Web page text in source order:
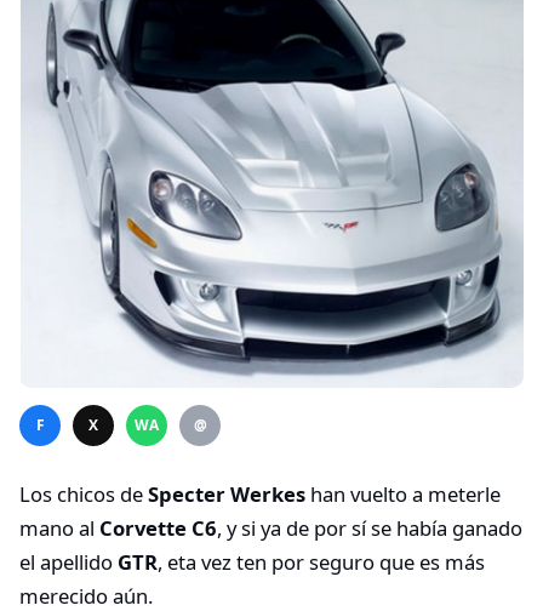
F X WA @
Los chicos deSpecter Werkes han vuelto a meterle
mano al Corvette C6, y si ya de por sí se había ganado
el apellido GTR, eta vez ten por seguro que es más
merecido aún.